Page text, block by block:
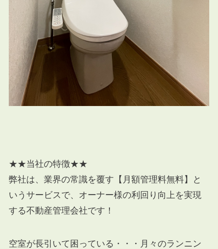
★★当社の特徴★★
弊社は、業界の常識を覆す【月額管理料無料】と
いうサービスで、オーナー様の利回り向上を実現
する不動産管理会社です！
空室が長引いて困っている・・・月々のランニン